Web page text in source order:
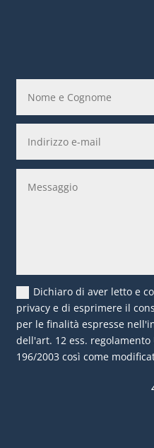
Dichiaro di aver letto e
privacy e di esprimere il
per le finalità espresse
dell'art. 12 ess. regolamento
196/2003 così come